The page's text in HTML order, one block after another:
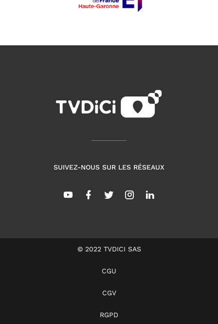
SUIVEZ-NOUS SUR LES RÉSEAUX
© 2022 TVDICI SAS
CGU
CGV
RGPD